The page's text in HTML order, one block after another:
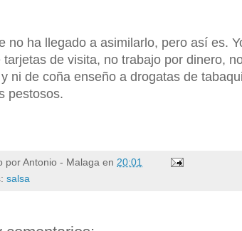
no ha llegado a asimilarlo, pero así es.
tarjetas de visita, no trabajo por dinero,
ni de coña enseño a drogatas de
pestosos.
porAntonio - Malaga en 20:01
salsa